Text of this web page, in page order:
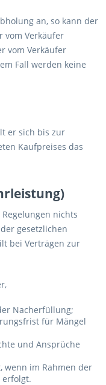
an, so kann der
vom Verkäufer
vom Verkäufer
Fall werden keine
er sich bis zur
Kaufpreises das
nichts
gesetzlichen
bei Verträgen zur
Nacherfüllung;
für Mängel
und Ansprüche
wenn im Rahmen der
erfolgt.